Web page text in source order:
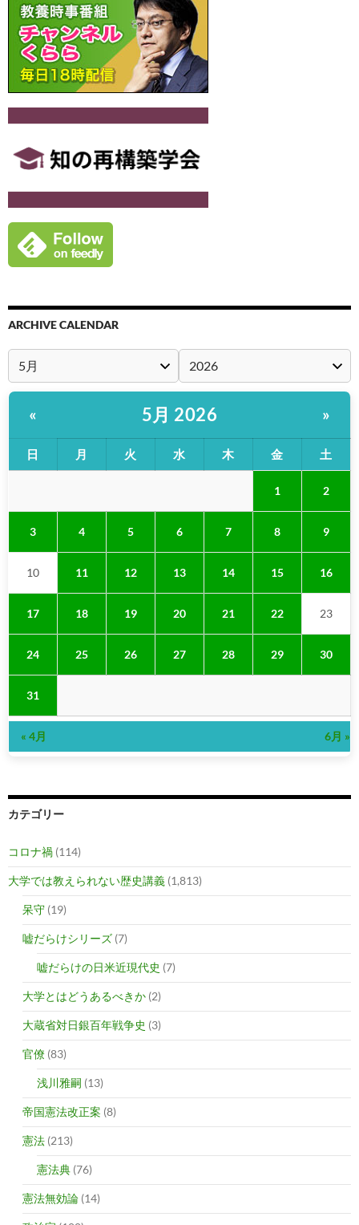
ン
ARCHIVE CALENDAR
« 5月 2026 »
日 月 火 水 木 金 土
1 2
3 4 5 6 7 8 9
10 11 12 13 14 15 16
17 18 19 20 21 22 23
24 25 26 27 28 29 30
31
« 4月 6月 »
カテゴリー
コロナ禍 (114)
大学では教えられない歴史講義 (1,813)
呆守 (19)
嘘だらけシリーズ (7)
嘘だらけの日米近現代史 (7)
大学とはどうあるべきか (2)
大蔵省対日銀百年戦争史 (3)
官僚 (83)
浅川雅嗣 (13)
帝国憲法改正案 (8)
憲法 (213)
憲法典 (76)
憲法無効論 (14)